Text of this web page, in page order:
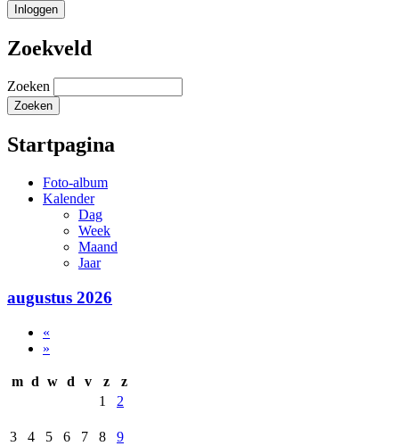
Zoekveld
Zoeken
Startpagina
Foto-album
Kalender
Dag
Week
Maand
Jaar
augustus 2026
«
»
m d w d v z
z
1
2
3 4 5 6 7 8 9